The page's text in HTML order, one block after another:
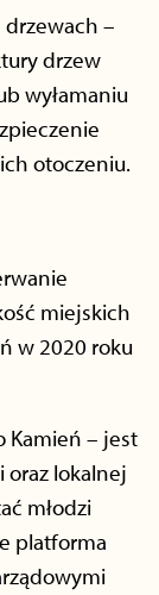
drzewach –
drzew
wyłamaniu
otoczeniu.
miejskich
w 2020 roku
Kamień – jest
lokalnej
młodzi
platforma